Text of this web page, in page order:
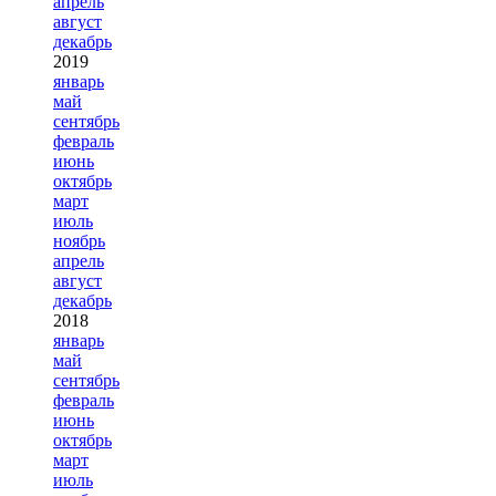
август
декабрь
2019
январь
май
сентябрь
февраль
июнь
октябрь
март
июль
ноябрь
апрель
август
декабрь
2018
январь
май
сентябрь
февраль
июнь
октябрь
март
июль